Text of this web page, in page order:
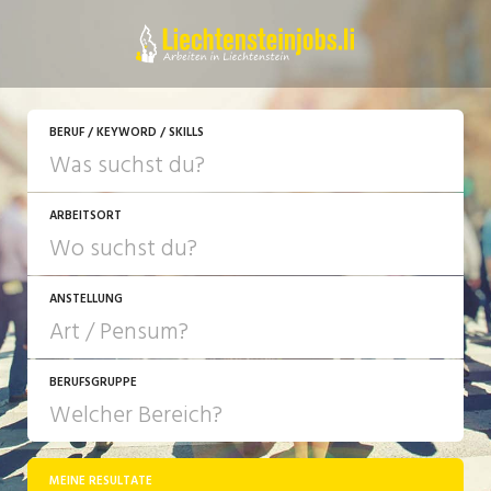
BERUF / KEYWORD / SKILLS
ARBEITSORT
ANSTELLUNG
JOB-TYP
Festanstellung
BERUFSGRUPPE
MEINE RESULTATE
JETZT BEWERBEN